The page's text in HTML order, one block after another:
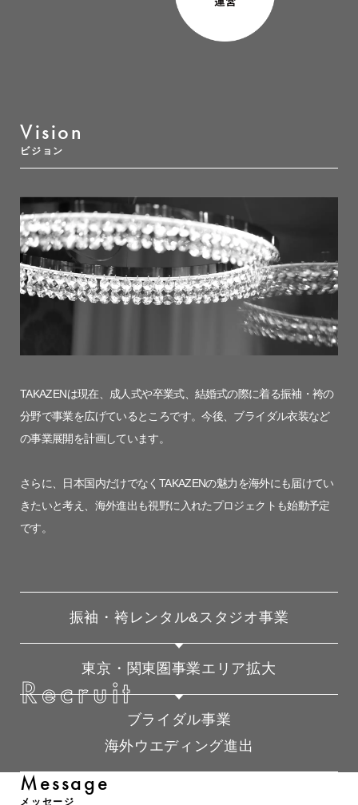
Vision
ビジョン
TAKAZENは現在、成人式や卒業式、結婚式の際に着る振袖・袴の
分野で事業を広げているところです。今後、ブライダル衣装など
の事業展開を計画しています。
さらに、日本国内だけでなくTAKAZENの魅力を海外にも届けてい
きたいと考え、海外進出も視野に入れたプロジェクトも始動予定
です。
振袖・袴レンタル&スタジオ事業
東京・関東圏事業エリア拡大
ブライダル事業
海外ウエディング進出
Recruit
Message
メッセージ